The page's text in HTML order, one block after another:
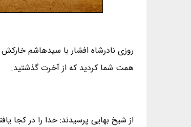
روزی نادرشاه افشار با سیدهاشم
همت شما کردید که از آخرت گذشتید.
از شیخ بهایی پرسیدند: خدا را در کجا